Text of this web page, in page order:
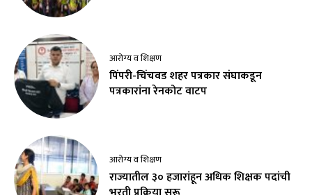
आरोग्य व शिक्षण
पिंपरी-चिंचवड शहर पत्रकार संघाकडून
पत्रकारांना रेनकोट वाटप
आरोग्य व शिक्षण
राज्यातील ३० हजारांहून अधिक शिक्षक पदांची